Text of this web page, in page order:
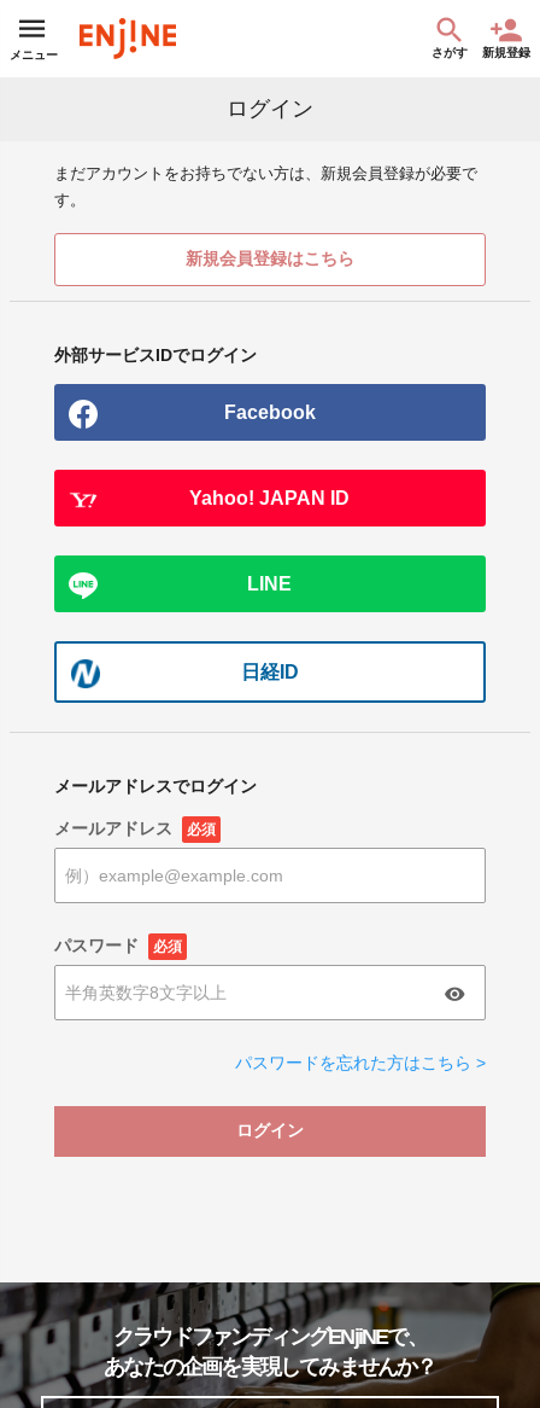
メニュー さがす 新規登録
ログイン
まだアカウントをお持ちでない方は、新規会員登録が必要で
す。
新規会員登録はこちら
外部サービスIDでログイン
Facebook
Yahoo! JAPAN ID
LINE
日経ID
メールアドレスでログイン
メールアドレス 必須
パスワード 必須
パスワードを忘れた方はこちら >
ログイン
クラウドファンディングENjiNEで、
あなたの企画を実現してみませんか？